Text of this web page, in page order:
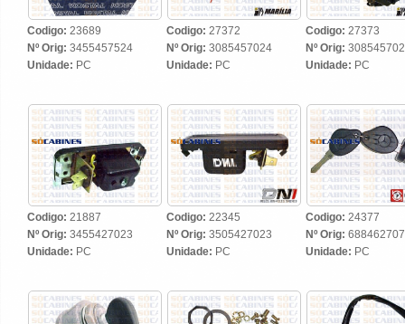
Codigo: 23689
Nº Orig: 3455457524
Unidade: PC
Codigo: 27372
Nº Orig: 3085457024
Unidade: PC
Codigo: 27373
Nº Orig:
Unidade: PC
Codigo: 21887
Nº Orig: 3455427023
Unidade: PC
Codigo: 22345
Nº Orig: 3505427023
Unidade: PC
Codigo: 24377
Nº Orig:
Unidade: PC